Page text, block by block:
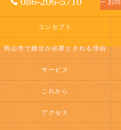
お
コンセプト
岡山市で婚活が必要とされる理由
サービス
これから
アクセス